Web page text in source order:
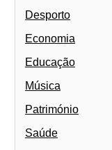
Desporto
Economia
Educação
Música
Património
Saúde